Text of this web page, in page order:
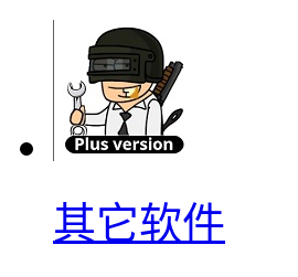
其它软件